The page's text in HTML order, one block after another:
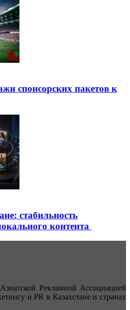
спонсорских пакетов к
стабильность
контента
Рекламной Ассоциацией
и PR в Казахстане и странах